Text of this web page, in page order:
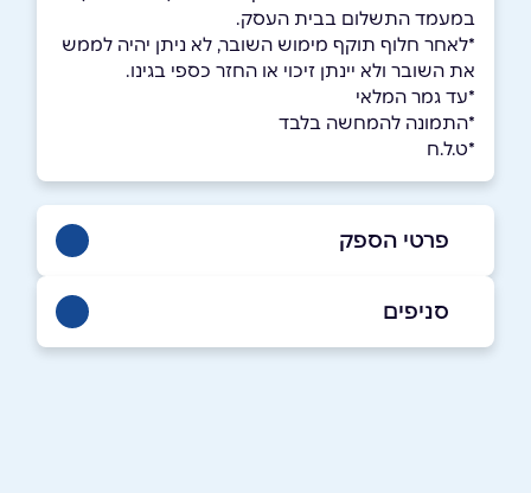
במעמד התשלום בבית העסק.
*לאחר חלוף תוקף מימוש השובר, לא ניתן יהיה לממש
את השובר ולא יינתן זיכוי או החזר כספי בגינו.
*עד גמר המלאי
*התמונה להמחשה בלבד
*ט.ל.ח
פרטי הספק
סניפים